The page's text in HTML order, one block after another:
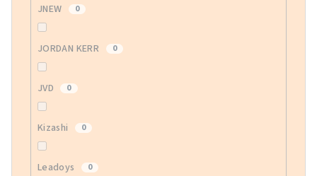
JNEW 0
JORDAN KERR 0
JVD 0
Kizashi 0
Leadoys 0